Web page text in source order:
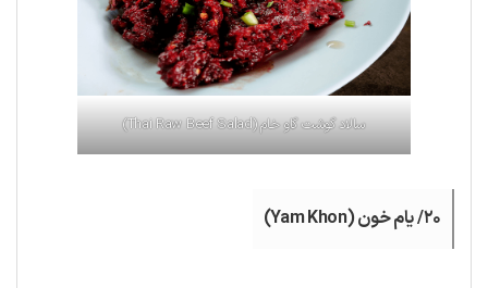
سالاد گوشت گاو خام (Thai Raw Beef Salad)
۲۰/ یام خون (Yam Khon)